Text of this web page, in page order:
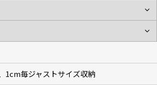
1cm毎ジャストサイズ収納